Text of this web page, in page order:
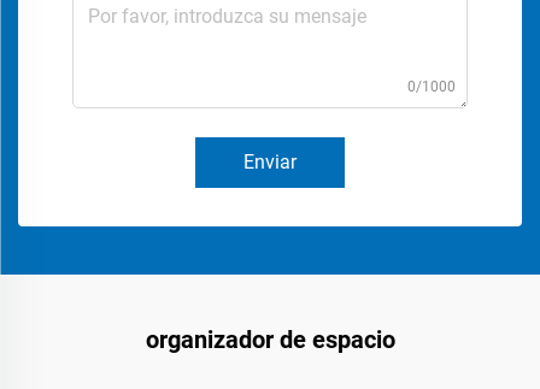
0/1000
Enviar
organizador de espacio